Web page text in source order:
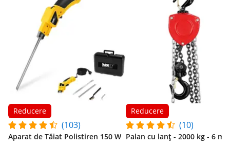
Reducere
(103)
Aparat de Tăiat Polistiren 150 W
Reducere
(10)
Palan cu lanț - 2000 kg - 6 m